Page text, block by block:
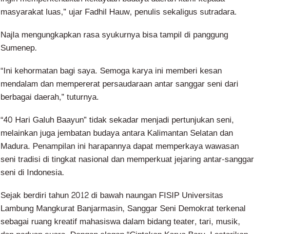
masyarakat luas,” ujar Fadhil Hauw, penulis sekaligus sutradara.
Najla mengungkapkan rasa syukurnya bisa tampil di panggung
Sumenep.
“Ini kehormatan bagi saya. Semoga karya ini memberi kesan
mendalam dan mempererat persaudaraan antar sanggar seni dari
berbagai daerah,” tuturnya.
“40 Hari Galuh Baayun” tidak sekadar menjadi pertunjukan seni,
melainkan juga jembatan budaya antara Kalimantan Selatan dan
Madura. Penampilan ini harapannya dapat memperkaya wawasan
seni tradisi di tingkat nasional dan memperkuat jejaring antar-sanggar
seni di Indonesia.
Sejak berdiri tahun 2012 di bawah naungan FISIP Universitas
Lambung Mangkurat Banjarmasin, Sanggar Seni Demokrat terkenal
sebagai ruang kreatif mahasiswa dalam bidang teater, tari, musik,